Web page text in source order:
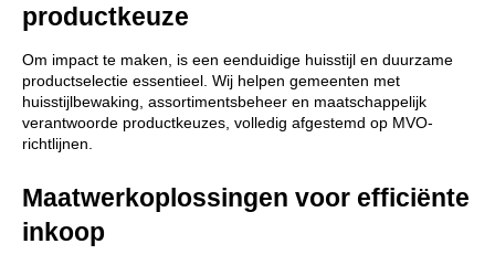
productkeuze
Om impact te maken, is een eenduidige huisstijl en duurzame
productselectie essentieel. Wij helpen gemeenten met
huisstijlbewaking, assortimentsbeheer en maatschappelijk
verantwoorde productkeuzes, volledig afgestemd op MVO-
richtlijnen.
Maatwerkoplossingen voor efficiënte
inkoop